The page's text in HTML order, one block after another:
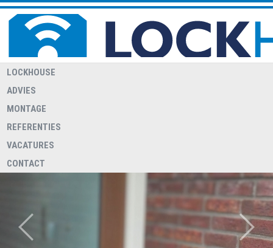
LOCKHOUSE
ADVIES
MONTAGE
REFERENTIES
VACATURES
CONTACT
Lockhouse heeft een 24/7 storingsdienst voor relaties met een